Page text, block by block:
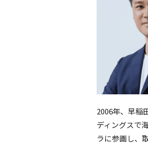
2006年、早稲
ディングスで
ラに参画し、